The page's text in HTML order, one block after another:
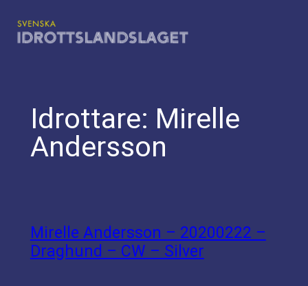
till
Idrottare: Mirelle
Andersson
Mirelle Andersson – 20200222 –
Draghund – CW – Silver